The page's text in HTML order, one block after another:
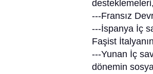
desteklemeleri,
---Fransız
---İspanya İç
Faşist
---Yunan İç
dönemin